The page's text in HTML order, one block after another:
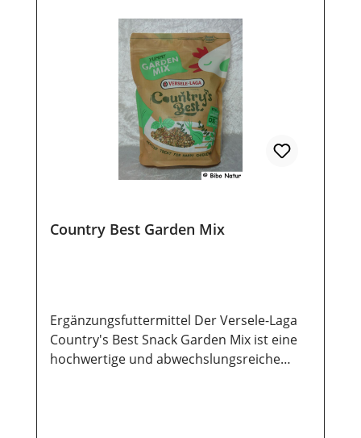
Country Best Garden Mix
Ergänzungsfuttermittel Der Versele-Laga
Country's Best Snack Garden Mix ist eine
hochwertige und abwechslungsreiche